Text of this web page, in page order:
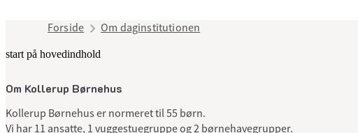
Forside Om daginstitutionen
start på hovedindhold
Om Kollerup Børnehus
Kollerup Børnehus er normeret til 55 børn.
Vi har 11 ansatte, 1 vuggestuegruppe og 2 børnehavegrupper.